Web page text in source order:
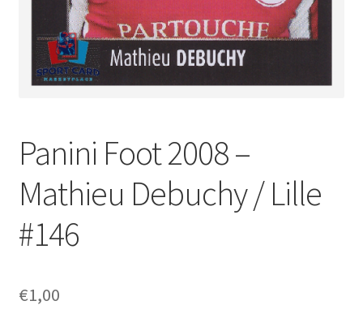
Panini Foot 2008 –
Mathieu Debuchy / Lille
#146
€1,00